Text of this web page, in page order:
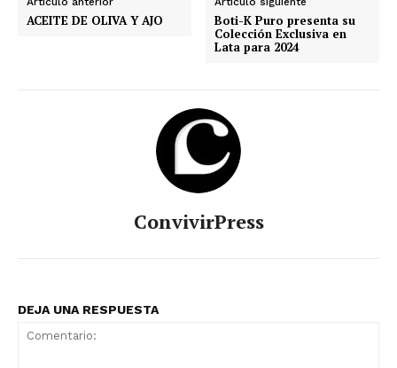
ACEITE DE OLIVA Y AJO
Boti-K Puro presenta su
Colección Exclusiva en
Lata para 2024
ConvivirPress
DEJA UNA RESPUESTA